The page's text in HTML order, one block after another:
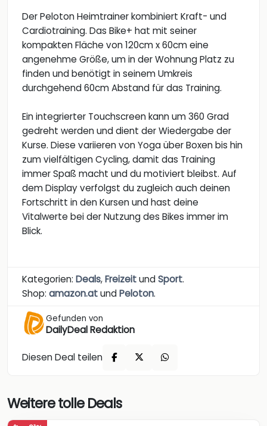
Der Peloton Heimtrainer kombiniert Kraft- und
Cardiotraining. Das Bike+ hat mit seiner
kompakten Fläche von 120cm x 60cm eine
angenehme Größe, um in der Wohnung Platz zu
finden und benötigt in seinem Umkreis
durchgehend 60cm Abstand für das Training.
Ein integrierter Touchscreen kann um 360 Grad
gedreht werden und dient der Wiedergabe der
Kurse. Diese variieren von Yoga über Boxen bis hin
zum vielfältigen Cycling, damit das Training
immer Spaß macht und du motiviert bleibst. Auf
dem Display verfolgst du zugleich auch deinen
Fortschritt in den Kursen und hast deine
Vitalwerte bei der Nutzung des Bikes immer im
Blick.
Kategorien: Deals,FreizeitundSport.
Shop: amazon.atundPeloton.
Gefunden von
DailyDeal Redaktion
Diesen Deal teilen
Weitere tolle Deals